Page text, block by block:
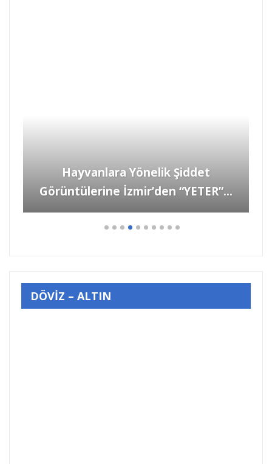
Hayvanlara Yönelik Şiddet
Görüntülerine İzmir’den “YETER”…
DÖVİZ – ALTIN